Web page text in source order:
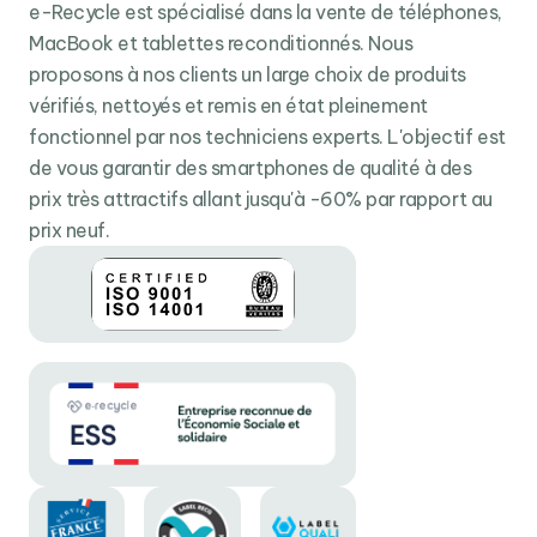
stabilisation optique d'imageet lacapture vidéo 8K
vous pouvez capturer des moments précieux avec une
netteté et une clarté époustouflantes.
Une batterie inépuisable
Labatterie 5000 mAhlongue durée du Galaxy S23
Ultra vous accompagne tout au long de la journée,
même lors d'une utilisation intensive. Et lorsque vient le
moment de recharger, la
sans filvous permettent de retrouver votre autonomie
en un clin d’œil.
Connectivité 5G pour une vitesse démesurée
Le Galaxy S23 Ultra est prêt pour l'avenir avec ses
connectivités
ultra-rapides. Téléchargez
et diffusez du contenu en un instant, et profitez d'une
expérience de navigation fluide où que vous soyez.
Votre sécurité est une priorité absolue. Le Galaxy S23
Ultra dispose de fonctionnalités avancées telles que la
e-Recycle est spécialisé dans la vente de téléphones,
MacBook et tablettes reconditionnés. Nous
proposons à nos clients un large choix de produits
vérifiés, nettoyés et remis en état pleinement
fonctionnel par nos techniciens experts. L'objectif est
de vous garantir des smartphones de qualité à des
prix très attractifs allant jusqu'à -60% par rapport au
prix neuf.